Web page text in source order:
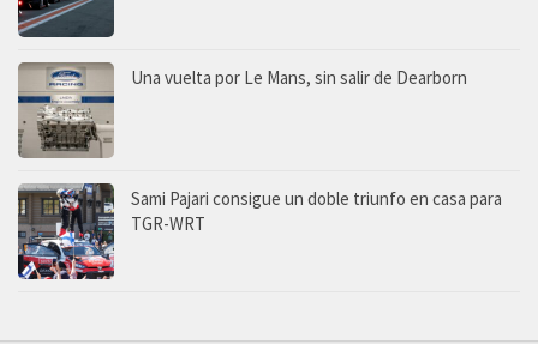
Una vuelta por Le Mans, sin salir de Dearborn
Sami Pajari consigue un doble triunfo en casa para
TGR-WRT